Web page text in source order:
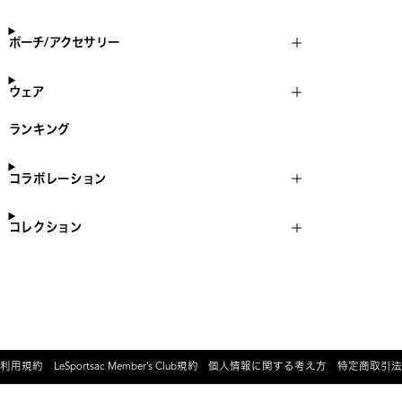
ポーチ/アクセサリー
ウェア
ランキング
コラボレーション
コレクション
利用規約 LeSportsac Member’s Club規約 個人情報に関する考え方 特定商取引